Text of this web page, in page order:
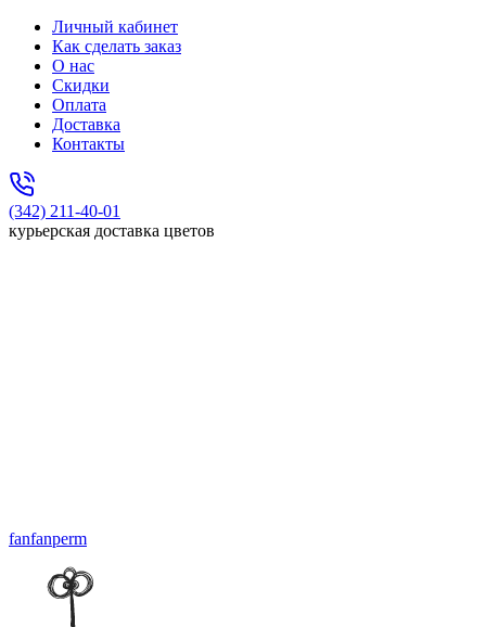
Личный кабинет
Как сделать заказ
О нас
Скидки
Оплата
Доставка
Контакты
(342) 211-40-01
курьерская доставка цветов
fanfanperm